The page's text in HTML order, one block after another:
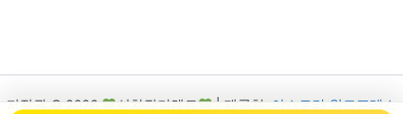
저작권 © 2026 신차장기렌트 | 제공처:
아스트라 워드프레스